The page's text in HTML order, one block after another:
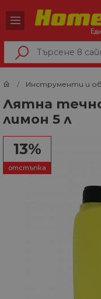
Инструменти и
Лятна
лимон 5 л
13%
отстъпка